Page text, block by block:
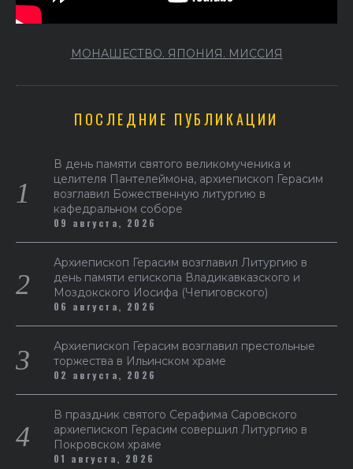
МОНАШЕСТВО. ЯПОНИЯ. МИССИЯ
ПОСЛЕДНИЕ ПУБЛИКАЦИИ
В день памяти святого великомученика и
целителя Пантелеймона, архиепископ Герасим
возглавил Божественную литургию в
кафедральном соборе
09 августа, 2026
Архиепископ Герасим возглавил Литургию в
день памяти епископа Владикавказского и
Моздокского Иосифа (Чепиговского)
06 августа, 2026
Архиепископ Герасим возглавил престольные
торжества в Ильинском храме
02 августа, 2026
В праздник святого Серафима Саровского
архиепископ Герасим совершил Литургию в
Покровском храме
01 августа, 2026